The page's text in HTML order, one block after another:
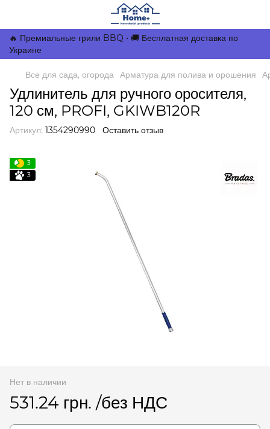
🔥 Премиальные грили BBQ • 🚚 Бесплатная доставка по
Украине
Все для сада, огорода Арматура для полива и орошения
Удлинитель для ручного оросителя,
120 см, PROFI, GKIWB120R
Артикул: 1354290990 Оставить отзыв
3
3
Нет в наличии
531.24 грн. /без НДС